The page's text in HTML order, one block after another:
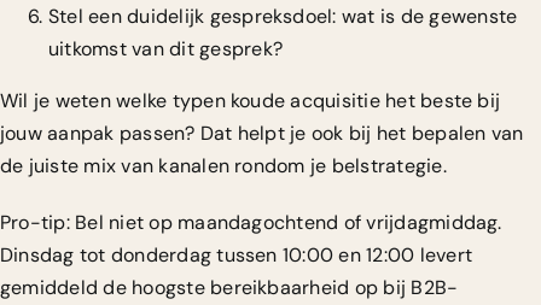
Stel een duidelijk gespreksdoel: wat is de gewenste
uitkomst van dit gesprek?
Wil je weten welke typen koude acquisitiehet beste bij
jouw aanpak passen? Dat helpt je ook bij het bepalen van
de juiste mix van kanalen rondom je belstrategie.
Pro-tip: Bel niet op maandagochtend of vrijdagmiddag.
Dinsdag tot donderdag tussen 10:00 en 12:00 levert
gemiddeld de hoogste bereikbaarheid op bij B2B-